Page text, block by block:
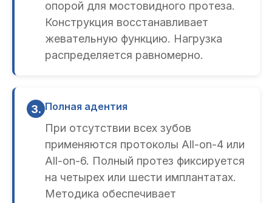
опорой для мостовидного протеза.
Конструкция восстанавливает
жевательную функцию. Нагрузка
распределяется равномерно.
3. Полная адентия
При отсутствии всех зубов
применяются протоколы All-on-4 или
All-on-6. Полный протез фиксируется
на четырех или шести имплантатах.
Методика обеспечивает